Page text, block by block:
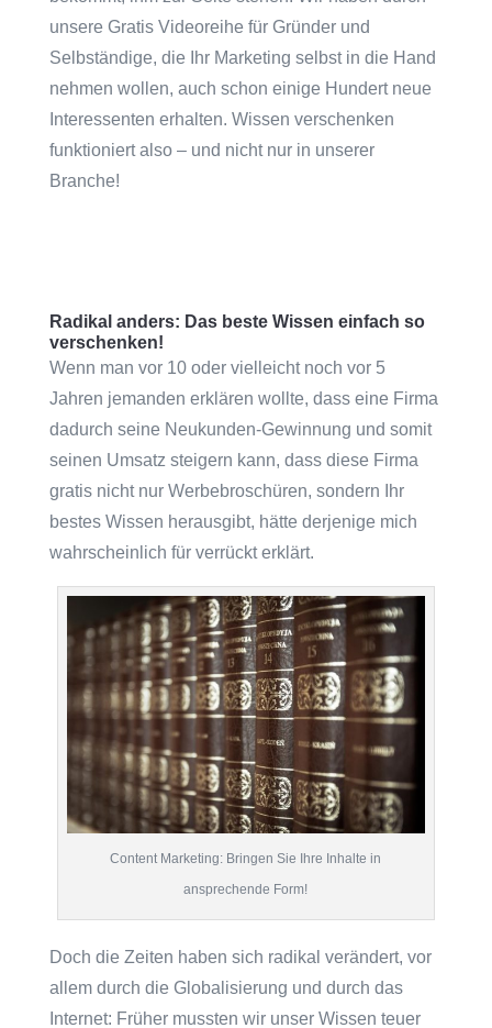
unsere Gratis Videoreihe für Gründer und
Selbständige, die Ihr Marketing selbst in die Hand
nehmen wollen, auch schon einige Hundert neue
Interessenten erhalten. Wissen verschenken
funktioniert also – und nicht nur in unserer
Branche!
Radikal anders: Das beste Wissen einfach so
verschenken!
Wenn man vor 10 oder vielleicht noch vor 5
Jahren jemanden erklären wollte, dass eine Firma
dadurch seine Neukunden-Gewinnung und somit
seinen Umsatz steigern kann, dass diese Firma
gratis nicht nur Werbebroschüren, sondern Ihr
bestes Wissen herausgibt, hätte derjenige mich
wahrscheinlich für verrückt erklärt.
Content Marketing: Bringen Sie Ihre Inhalte in
ansprechende Form!
Doch die Zeiten haben sich radikal verändert, vor
allem durch die Globalisierung und durch das
Internet: Früher mussten wir unser Wissen teuer